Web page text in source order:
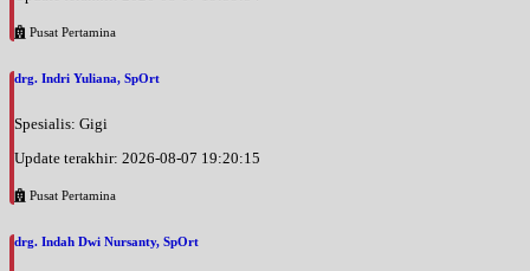
Pusat Pertamina
drg. Indri Yuliana, SpOrt
Spesialis: Gigi
Update terakhir: 2026-08-07 19:20:15
Pusat Pertamina
drg. Indah Dwi Nursanty, SpOrt